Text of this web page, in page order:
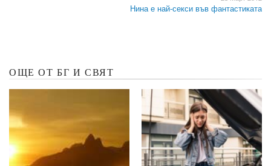
Нина е най-секси във фантастиката
ОЩЕ ОТ БГ И СВЯТ